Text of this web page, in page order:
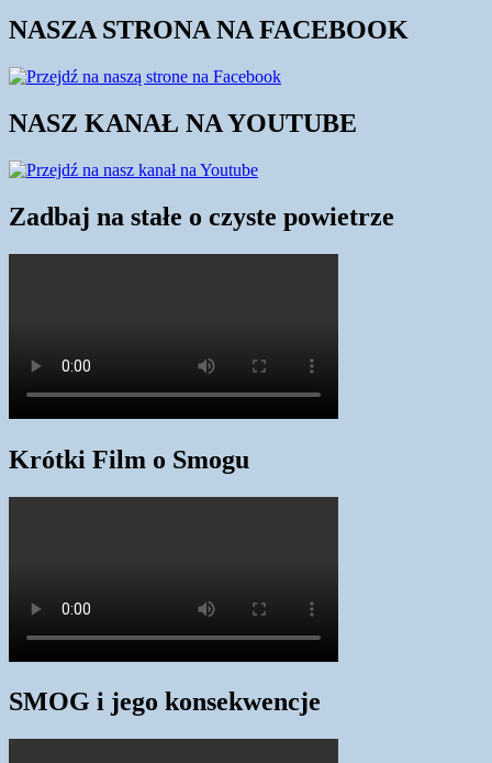
NASZA STRONA NA FACEBOOK
NASZ KANAŁ NA YOUTUBE
Zadbaj na stałe o czyste powietrze
Krótki Film o Smogu
SMOG i jego konsekwencje